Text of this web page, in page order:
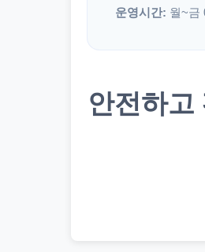
운영시간: 월~금
안전하고